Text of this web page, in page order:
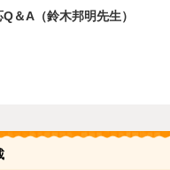
＆A（鈴木邦明先生）